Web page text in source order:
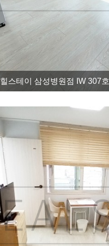
힐스테이 삼성병원점 IW 307호